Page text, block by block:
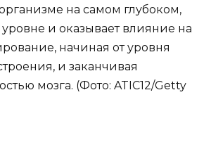
на самом глубоком,
и оказывает влияние на
начиная от уровня
и заканчивая
мозга. (Фото: ATIC12/Getty